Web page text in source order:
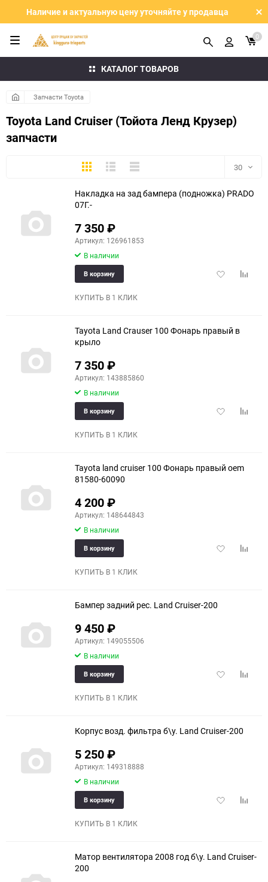
Наличие и актуальную цену уточняйте у продавца
КАТАЛОГ ТОВАРОВ
0
Запчасти Toyota
Toyota Land Cruiser (Тойота Ленд Крузер)
запчасти
ПлиткаПодробноКомпактно 30
30
150
Накладка на зад бампера (подножка) PRADO
07Г.-
7 350₽
Артикул: 126961853
В наличии
Добавить
В корзину
КУПИТЬ В 1 КЛИК
Tayota Land Crauser 100 Фонарь правый в
крыло
7 350₽
Артикул: 143885860
В наличии
Добавить
В корзину
КУПИТЬ В 1 КЛИК
Tayota land cruiser 100 Фонарь правый oem
81580-60090
4 200₽
Артикул: 148644843
В наличии
Добавить
В корзину
КУПИТЬ В 1 КЛИК
Бампер задний рес. Land Cruiser-200
9 450₽
Артикул: 149055506
В наличии
Добавить
В корзину
КУПИТЬ В 1 КЛИК
Корпус возд. фильтра б\у. Land Cruiser-200
5 250₽
Артикул: 149318888
В наличии
Добавить
В корзину
КУПИТЬ В 1 КЛИК
Матор вентилятора 2008 год б\у. Land Cruiser-
200